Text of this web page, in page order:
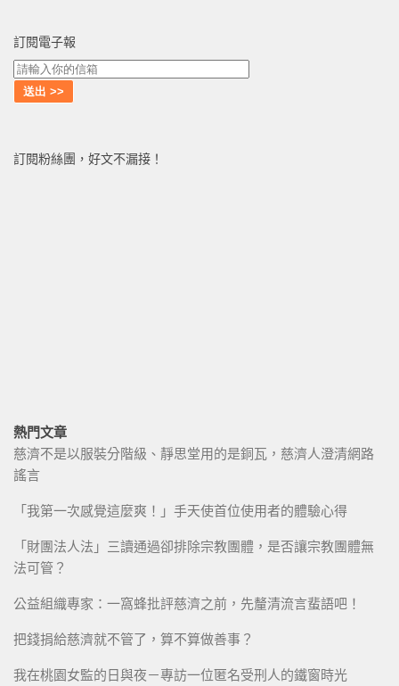
訂閱電子報
訂閱粉絲團，好文不漏接！
熱門文章
慈濟不是以服裝分階級、靜思堂用的是銅瓦，慈濟人澄清網路
謠言
「我第一次感覺這麼爽！」手天使首位使用者的體驗心得
「財團法人法」三讀通過卻排除宗教團體，是否讓宗教團體無
法可管？
公益組織專家：一窩蜂批評慈濟之前，先釐清流言蜚語吧！
把錢捐給慈濟就不管了，算不算做善事？
我在桃園女監的日與夜－專訪一位匿名受刑人的鐵窗時光